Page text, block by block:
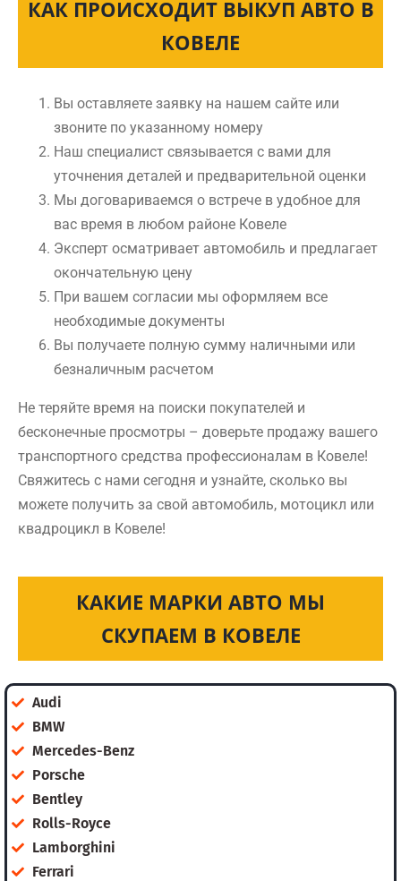
КАК ПРОИСХОДИТ ВЫКУП АВТО В
КОВЕЛЕ
Вы оставляете заявку на нашем сайте или
звоните по указанному номеру
Наш специалист связывается с вами для
уточнения деталей и предварительной оценки
Мы договариваемся о встрече в удобное для
вас время в любом районе Ковеле
Эксперт осматривает автомобиль и предлагает
окончательную цену
При вашем согласии мы оформляем все
необходимые документы
Вы получаете полную сумму наличными или
безналичным расчетом
Не теряйте время на поиски покупателей и
бесконечные просмотры – доверьте продажу вашего
транспортного средства профессионалам в Ковеле!
Свяжитесь с нами сегодня и узнайте, сколько вы
можете получить за свой автомобиль, мотоцикл или
квадроцикл в Ковеле!
КАКИЕ МАРКИ АВТО МЫ
СКУПАЕМ В КОВЕЛЕ
Audi
BMW
Mercedes-Benz
Porsche
Bentley
Rolls-Royce
Lamborghini
Ferrari